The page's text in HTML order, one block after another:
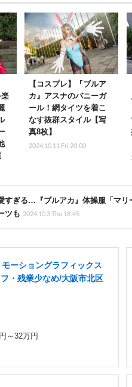
【コスプレ】『ブルア
カ』アスナのバニーガ
ール！網タイツを着こ
なす抜群スタイル【写
真8枚】
2024.10.11 Fri 20:00
すぎる…『ブルアカ』体操服「マ
ツも 2024.10.3 Thu 18:45
モーショングラフィックス
・残業少なめ/大阪市北区
～32万円